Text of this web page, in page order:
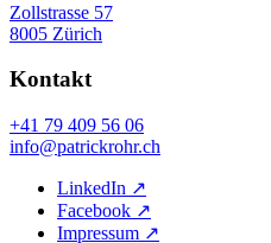
Zollstrasse 57
8005 Zürich
Kontakt
+41 79 409 56 06
info@patrickrohr.ch
LinkedIn ↗
Facebook ↗
Impressum ↗